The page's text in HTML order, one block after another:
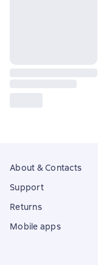
About & Contacts
Support
Returns
Mobile apps